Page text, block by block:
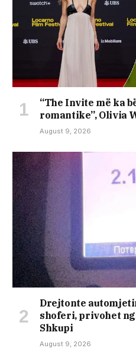
“The Invite më ka
romantike”, Olivia
August 9, 2026
Drejtonte
shoferi, privohet
Shkupi
August 9, 2026